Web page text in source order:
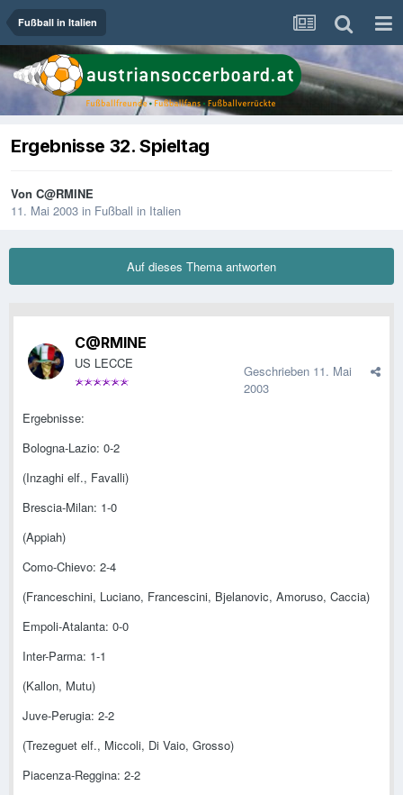
Fußball in Italien
Ergebnisse 32. Spieltag
Von C@RMINE
11. Mai 2003 in Fußball in Italien
Auf dieses Thema antworten
C@RMINE
US LECCE Geschrieben 11. Mai
2003
Ergebnisse:
Bologna-Lazio: 0-2
(Inzaghi elf., Favalli)
Brescia-Milan: 1-0
(Appiah)
Como-Chievo: 2-4
(Franceschini, Luciano, Francescini, Bjelanovic, Amoruso, Caccia)
Empoli-Atalanta: 0-0
Inter-Parma: 1-1
(Kallon, Mutu)
Juve-Perugia: 2-2
(Trezeguet elf., Miccoli, Di Vaio, Grosso)
Piacenza-Reggina: 2-2